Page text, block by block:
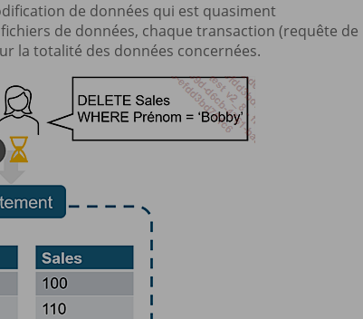
de données qui est quasiment
de données, chaque transaction (requête de
la totalité des données concernées.